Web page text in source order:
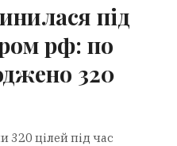
під
рф: по
320
320 цілей під час